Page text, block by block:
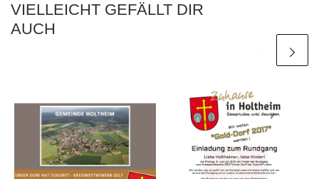
VIELLEICHT GEFÄLLT DIR
AUCH